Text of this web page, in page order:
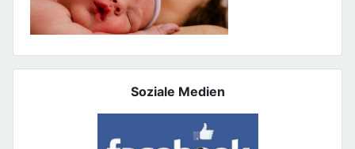
Soziale Medien